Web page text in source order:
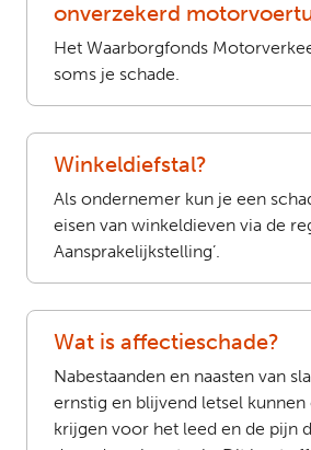
onverzekerd
Het Waarborgfonds
soms je schade.
Winkeldiefstal?
Als ondernemer kun je een
eisen van winkeldieven via de
Aansprakelijkstelling’.
Wat is affectieschade?
Nabestaanden en naasten van
ernstig en blijvend letsel
krijgen voor het leed en de pijn